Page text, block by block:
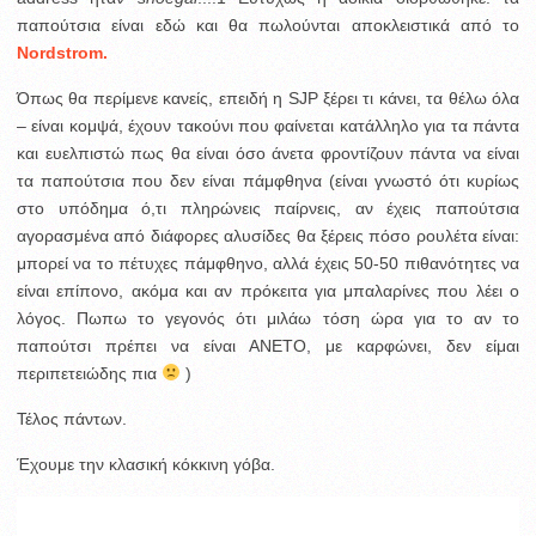
παπούτσια είναι εδώ και θα πωλούνται αποκλειστικά από το
Nordstrom.
Όπως θα περίμενε κανείς, επειδή η SJP ξέρει τι κάνει, τα θέλω όλα
– είναι κομψά, έχουν τακούνι που φαίνεται κατάλληλο για τα πάντα
και ευελπιστώ πως θα είναι όσο άνετα φροντίζουν πάντα να είναι
τα παπούτσια που δεν είναι πάμφθηνα (είναι γνωστό ότι κυρίως
στο υπόδημα ό,τι πληρώνεις παίρνεις, αν έχεις παπούτσια
αγορασμένα από διάφορες αλυσίδες θα ξέρεις πόσο ρουλέτα είναι:
μπορεί να το πέτυχες πάμφθηνο, αλλά έχεις 50-50 πιθανότητες να
είναι επίπονο, ακόμα και αν πρόκειτα για μπαλαρίνες που λέει ο
λόγος. Πωπω το γεγονός ότι μιλάω τόση ώρα για το αν το
παπούτσι πρέπει να είναι ΑΝΕΤΟ, με καρφώνει, δεν είμαι
περιπετειώδης πια
)
Τέλος πάντων.
Έχουμε την κλασική κόκκινη γόβα.